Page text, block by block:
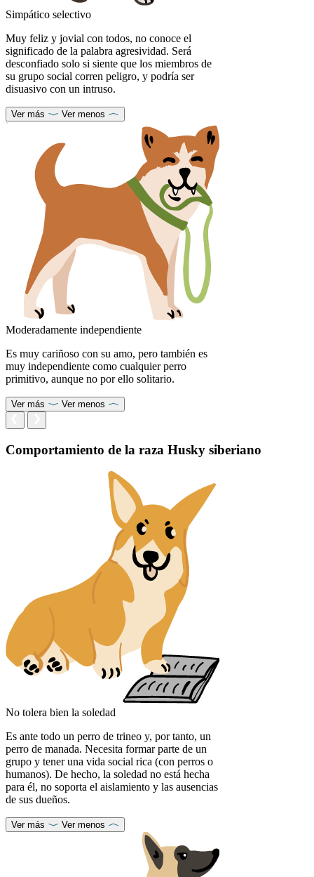
Simpático selectivo
Muy feliz y jovial con todos, no conoce el
significado de la palabra agresividad. Será
desconfiado solo si siente que los miembros de
su grupo social corren peligro, y podría ser
disuasivo con un intruso.
Ver más Ver menos
Moderadamente independiente
Es muy cariñoso con su amo, pero también es
muy independiente como cualquier perro
primitivo, aunque no por ello solitario.
Ver más Ver menos
Comportamiento de la raza Husky siberiano
No tolera bien la soledad
Es ante todo un perro de trineo y, por tanto, un
perro de manada. Necesita formar parte de un
grupo y tener una vida social rica (con perros o
humanos). De hecho, la soledad no está hecha
para él, no soporta el aislamiento y las ausencias
de sus dueños.
Ver más Ver menos